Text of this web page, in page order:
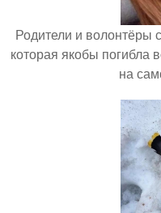
Родители и волонтёры
которая якобы погибла
на